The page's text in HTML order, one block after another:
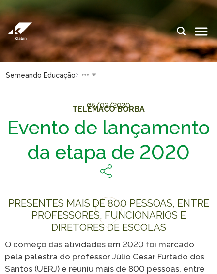
IDIOMAS:
PT EN ES
Relações
com
Sustainability
report
Stop
Painel ASG
Careers
e ouvidoria
report
Programa
Prosas
SEE FULL LIST
Semeando Educação
05/02/2020
TELÊMACO BORBA
Evento de lançamento
da etapa de 2020
PRESENTES MAIS DE 800 PESSOAS, ENTRE
PROFESSORES, FUNCIONÁRIOS E
DIRETORES DE ESCOLAS
O começo das atividades em 2020 foi marcado
pela palestra do professor Júlio Cesar Furtado dos
Santos (UERJ) e reuniu mais de 800 pessoas, entre